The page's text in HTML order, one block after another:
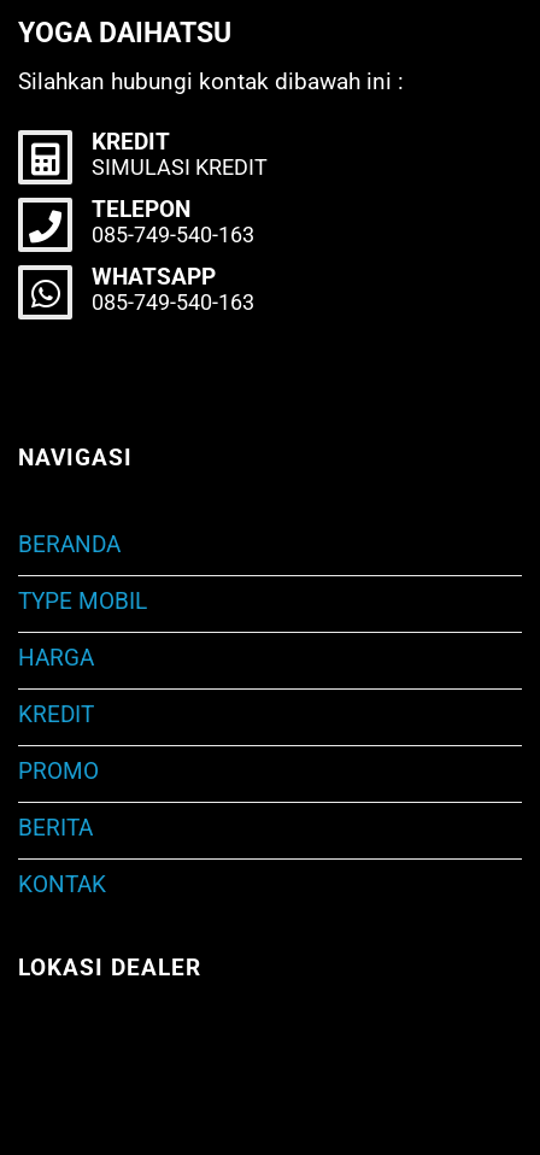
YOGA DAIHATSU
Silahkan hubungi kontak dibawah ini :
KREDIT
SIMULASI KREDIT
TELEPON
085-749-540-163
WHATSAPP
085-749-540-163
NAVIGASI
BERANDA
TYPE MOBIL
HARGA
KREDIT
PROMO
BERITA
KONTAK
LOKASI DEALER